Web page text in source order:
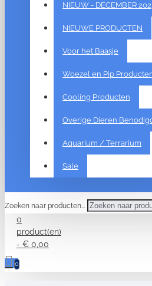
NIEUW - DECEMBER
NIEUWE PRODUCTEN
Voor het Baasje
Woezel en Pip
Cooling Producten
Overige Dieren
Aquarium / Terrarium
Sale
Zoeken naar producten...
0
product(en)
- € 0,00
0